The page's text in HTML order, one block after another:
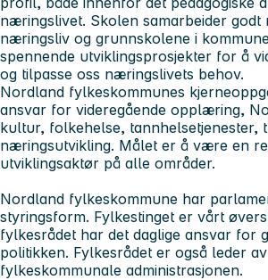
næringslivet. Skolen samarbeider godt
næringsliv og grunnskolene i
spennende utviklingsprosjekter for å
og tilpasse oss næringslivets behov.
Nordland fylkeskommunes
ansvar for videregående opplæring,
kultur, folkehelse, tannhelsetjenester,
næringsutvikling. Målet er å være en
utviklingsaktør på alle områder.
Nordland fylkeskommune har
styringsform. Fylkestinget er vårt
fylkesrådet har det daglige ansvar for
politikken. Fylkesrådet er også leder
fylkeskommunale administrasjonen.